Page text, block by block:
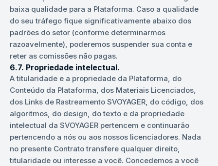
baixa qualidade para a Plataforma. Caso a qualidade
do seu tráfego fique significativamente abaixo dos
padrões do setor (conforme determinarmos
razoavelmente), poderemos suspender sua conta e
reter as comissões não pagas.
6.7. Propriedade intelectual.
A titularidade e a propriedade da Plataforma, do
Conteúdo da Plataforma, dos Materiais Licenciados,
dos Links de Rastreamento SVOYAGER, do código, dos
algoritmos, do design, do texto e da propriedade
intelectual da SVOYAGER pertencem e continuarão
pertencendo a nós ou aos nossos licenciadores. Nada
no presente Contrato transfere qualquer direito,
titularidade ou interesse a você. Concedemos a você